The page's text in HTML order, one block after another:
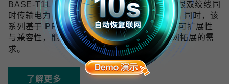
BASE-T1L 技术可在 10 Mbps 带宽下通过单根双绞线同
时传输电力与数据，传输距离最远可达 1 km。同时，该
系列基于 PROFINET 协议开发，具备良好的可扩展性
与兼容性，能够满足未来数字化和工业物联网拓展的需
求。
了解更多